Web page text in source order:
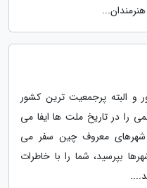
و البته پرجمعیت ترین کشور
را در تاریخ ملت ها ایفا می
شهرهای معروف چین سفر می
بپرسید، شما را با خاطرات